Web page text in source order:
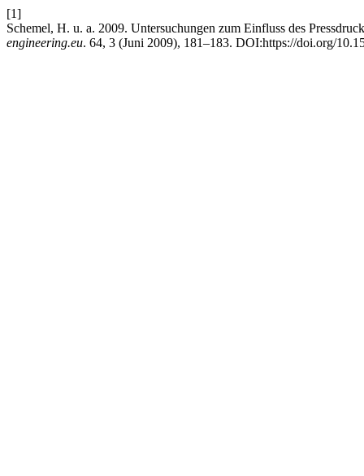
[1]
Schemel, H. u. a. 2009. Untersuchungen zum Einfluss des
engineering.eu. 64, 3 (Juni 2009), 181–183. DOI:https://doi.org/